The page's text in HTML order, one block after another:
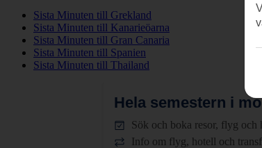
Sista Minuten till Grekland
Sista Minuten till Kanarieöarna
Sista Minuten till Gran Canaria
Sista Minuten till Spanien
Sista Minuten till Thailand
Hela semestern i
Sök och boka resor, flyg och
Info om flyg, hotell och